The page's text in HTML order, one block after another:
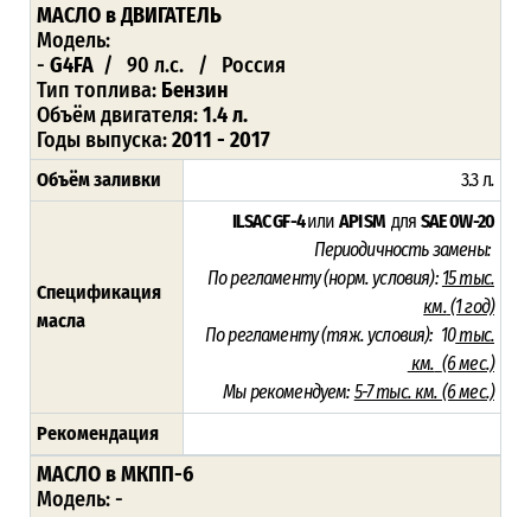
МАСЛО в ДВИГАТЕЛЬ
Модель:
- G4FA / 90 л.с. / Россия
Тип топлива: Бензин
Объём двигателя:1.4 л.
Годы выпуска:2011 - 2017
Объём заливки 3.3 л.
Спецификация
масла
ILSAC GF-4или API SM для SAE 0W-20
Периодичность замены:
По регламенту (норм. условия): 15 тыс.
км.(1 год)
По регламенту (тяж. условия): 10тыс.
км. (6 мес.)
Мы рекомендуем: 5-7 тыс. км. (6 мес.)
Рекомендация
МАСЛО в МКПП-6
Модель: -